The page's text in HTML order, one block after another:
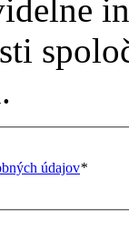
údajov*